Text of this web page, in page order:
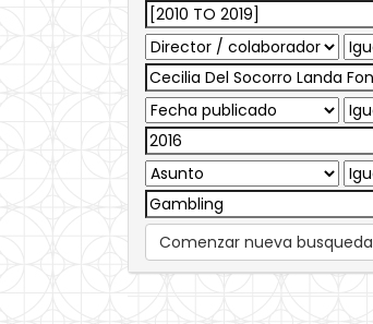
Comenzar nueva busqueda